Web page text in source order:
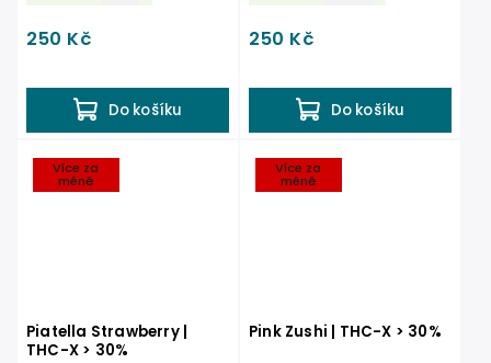
250 Kč
Do košíku
250 Kč
Do košíku
Více za
méně
Piatella Strawberry |
THC-X > 30%
Více za
méně
Pink Zushi | THC-X > 30%